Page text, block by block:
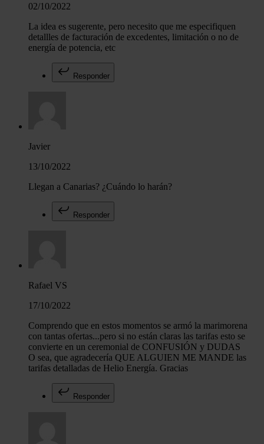
02/10/2022
La idea es sugerente, pero necesito que me especifiquen
detallles de facturación de excedentes, limitación o no de
energía de potencia, etc
Responder
Javier
13/10/2022
Llegan a Canarias? ¿Cuándo lo harán?
Responder
Rafael VS
17/10/2022
Comprendo que en estos momentos se armó la marimorena
con tantas ofertas...pero si no están claras las tarifas esto se
convierte en un ceremonial de CONFUSIÓN y DUDAS
O sea, que agradecería QUE ALGUIEN ME MANDE las
tarifas detalladas de Helio Energía. Gracias
Responder